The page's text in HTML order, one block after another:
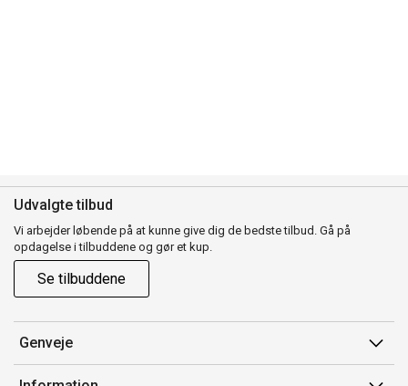
Udvalgte tilbud
Vi arbejder løbende på at kunne give dig de bedste tilbud. Gå på
opdagelse i tilbuddene og gør et kup.
Se tilbuddene
Genveje
Min side